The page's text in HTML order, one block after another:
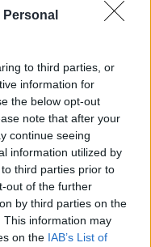
to third parties, or
information for
the below opt-out
note that after your
continue seeing
information utilized by
third parties prior to
out of the further
by third parties on the
This information may
on the IAB’s List of